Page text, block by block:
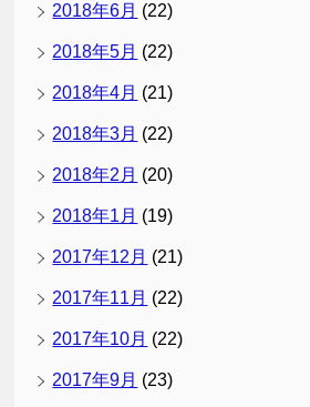
2018年6月 (22)
2018年5月 (22)
2018年4月 (21)
2018年3月 (22)
2018年2月 (20)
2018年1月 (19)
2017年12月 (21)
2017年11月 (22)
2017年10月 (22)
2017年9月 (23)